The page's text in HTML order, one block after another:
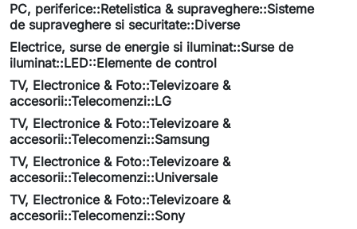
PC, periferice::Retelistica & supraveghere::Sisteme
de supraveghere si securitate::Diverse
Electrice, surse de energie si iluminat::Surse de
iluminat::LED::Elemente de control
TV, Electronice & Foto::Televizoare &
accesorii::Telecomenzi::LG
TV, Electronice & Foto::Televizoare &
accesorii::Telecomenzi::Samsung
TV, Electronice & Foto::Televizoare &
accesorii::Telecomenzi::Universale
TV, Electronice & Foto::Televizoare &
accesorii::Telecomenzi::Sony